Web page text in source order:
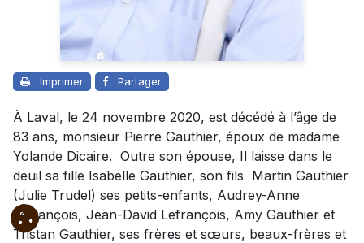
Imprimer Partager
À Laval, le 24 novembre 2020, est décédé à l’âge de
83 ans, monsieur Pierre Gauthier, époux de madame
Yolande Dicaire. Outre son épouse, Il laisse dans le
deuil sa fille Isabelle Gauthier, son fils Martin Gauthier
(Julie Trudel) ses petits-enfants, Audrey-Anne
Lefrançois, Jean-David Lefrançois, Amy Gauthier et
Tristan Gauthier, ses frères et sœurs, beaux-frères et